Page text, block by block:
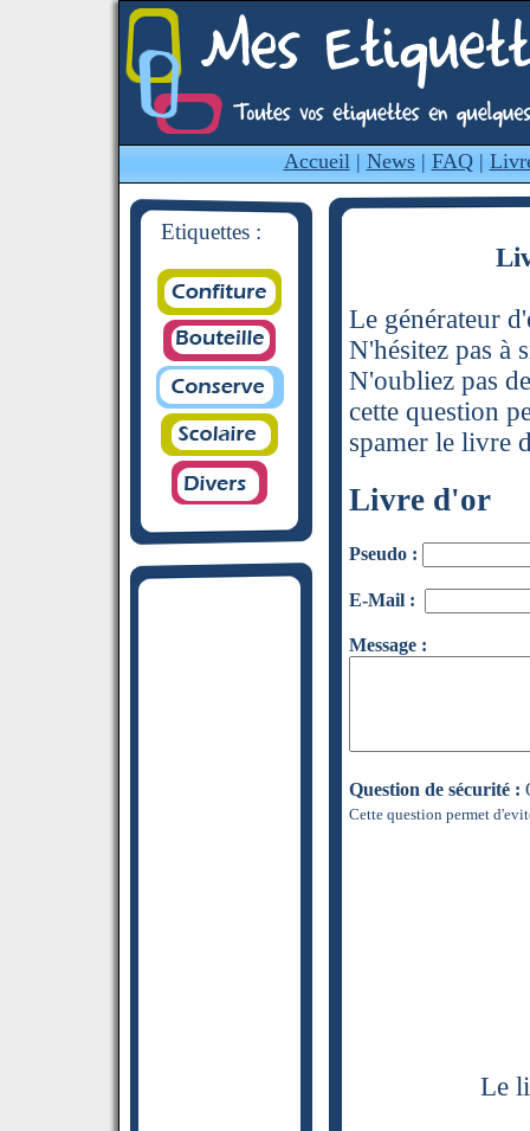
Accueil| News| FAQ|
Etiquettes :
Le générateur
N'hésitez pas à
N'oubliez pas
cette question
spamer le livre
Livre d'or
Pseudo :
E-Mail :
Message :
Question de sécurité :
Cette question permet
Le